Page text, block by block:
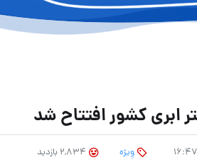
ابری کشور افتتاح شد
وِیژه